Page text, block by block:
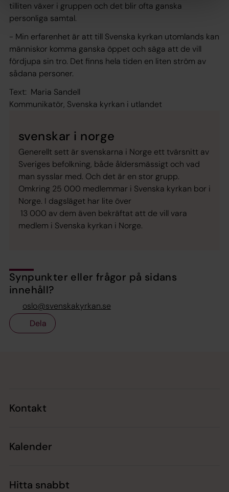
tilliten växer i gruppen och det blir ofta ganska
personliga samtal.
- Min erfarenhet är att till Svenska kyrkan utomlands kan
människor komma ganska öppet och säga att de vill
fördjupa sin tro. Det finns hela tiden en liten ström av
sådana personer.
Text: Maria Sandell
Kommunikatör, Svenska kyrkan i utlandet
svenskar i norge
Generellt sett är svenskarna i Norge ett tvärsnitt av
Sveriges befolkning, både åldersmässigt och vad
man sysslar med. Och det är en stor grupp.
Omkring 25 000 medlemmar i Svenska kyrkan bor i
Norge. I dagsläget har lite över
13 000 av dem även bekräftat att de vill vara
medlem i Svenska kyrkan i Norge.
Synpunkter eller frågor på sidans
innehåll?
oslo@svenskakyrkan.se
Dela
Kontakt
Kalender
Hitta snabbt